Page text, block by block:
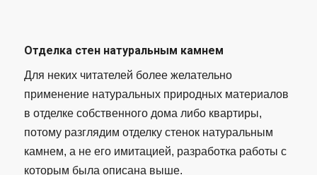
Отделка стен натуральным камнем
Для неких читателей более желательно
применение натуральных природных материалов
в отделке собственного дома либо квартиры,
потому разглядим отделку стенок натуральным
камнем, а не его имитацией, разработка работы с
которым была описана выше.